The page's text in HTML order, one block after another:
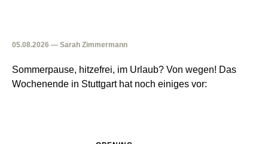
05.08.2026 — Sarah Zimmermann
Sommerpause, hitzefrei, im Urlaub? Von wegen! Das
Wochenende in Stuttgart hat noch einiges vor: